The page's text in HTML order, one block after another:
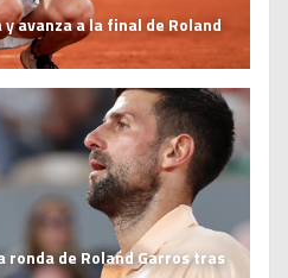
avanza a la final de Roland
ronda de Roland Garros tras